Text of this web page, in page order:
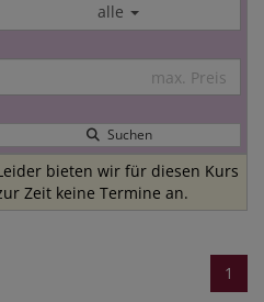
alle
Suchen
bieten wir für diesen Kurs
Zeit keine Termine an.
1